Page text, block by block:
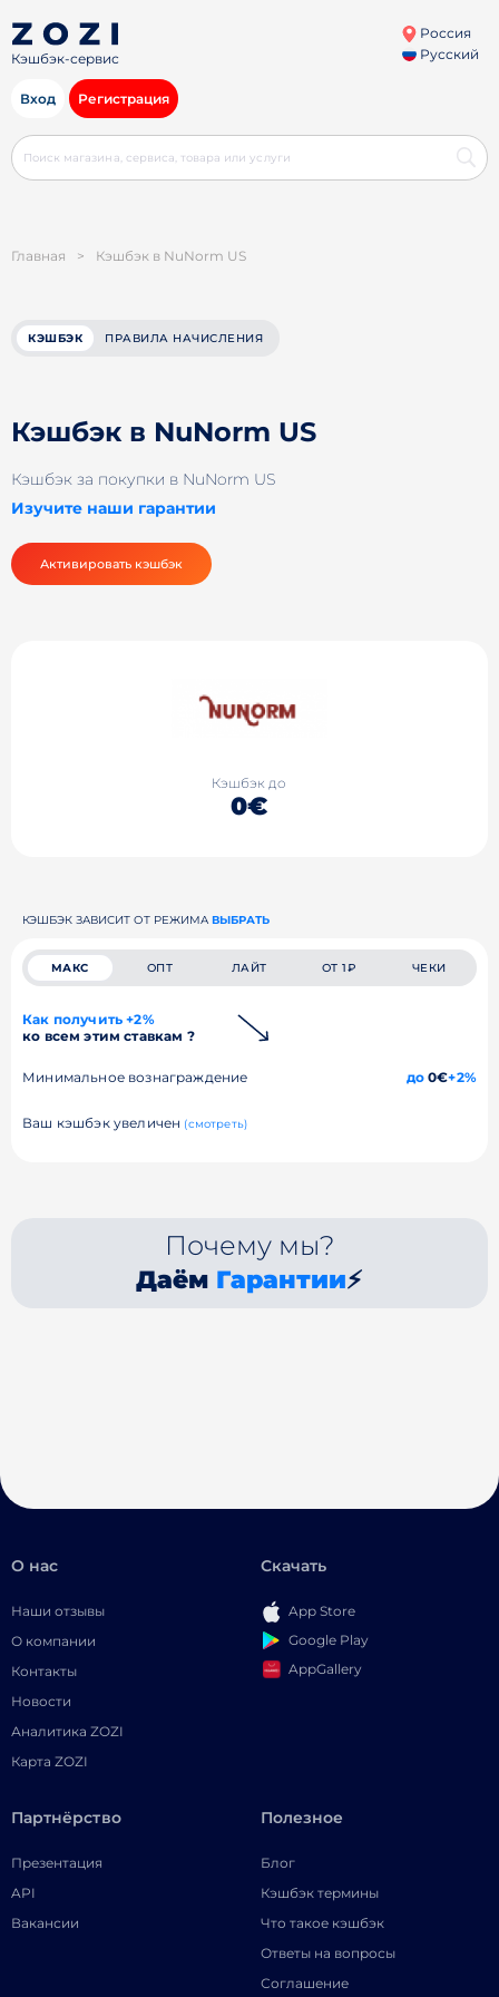
Кэшбэк-сервис
Россия
Русский
Вход Регистрация
Главная > Кэшбэк в NuNorm US
КЭШБЭК ПРАВИЛА НАЧИСЛЕНИЯ
Кэшбэк в NuNorm US
Кэшбэк за покупки в NuNorm US
Изучите наши гарантии
Активировать кэшбэк
Кэшбэк до
0€
КЭШБЭК ЗАВИСИТ ОТ РЕЖИМА ВЫБРАТЬ
МАКС ОПТ ЛАЙТ ОТ 1₽ ЧЕКИ
Как получить +2%
ко всем этим ставкам ?
Минимальное вознаграждение до0€+2%
Ваш кэшбэк увеличен (смотреть)
Почему мы?
Даём Гарантии⚡
О нас
Наши отзывы
О компании
Контакты
Новости
Аналитика ZOZI
Карта ZOZI
Скачать
App Store
Google Play
AppGallery
Партнёрство
Презентация
API
Вакансии
Полезное
Блог
Кэшбэк термины
Что такое кэшбэк
Ответы на вопросы
Соглашение